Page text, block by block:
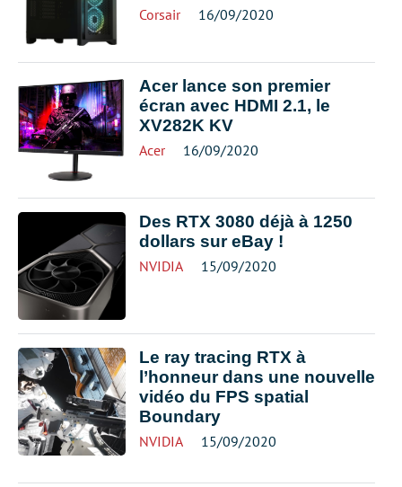
Corsair 16/09/2020
Acer lance son premier
écran avec HDMI 2.1, le
XV282K KV
Acer 16/09/2020
Des RTX 3080 déjà à 1250
dollars sur eBay !
NVIDIA 15/09/2020
Le ray tracing RTX à
l’honneur dans une nouvelle
vidéo du FPS spatial
Boundary
NVIDIA 15/09/2020